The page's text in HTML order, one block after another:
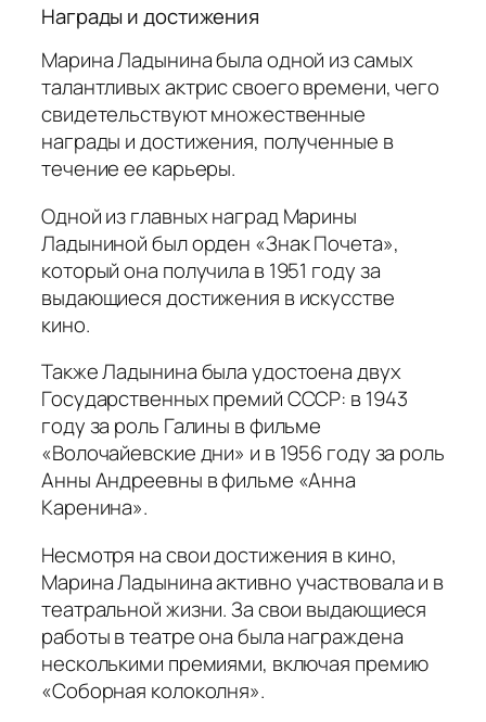
Награды и достижения
Марина Ладынина была одной из самых
талантливых актрис своего времени, чего
свидетельствуют множественные
награды и достижения, полученные в
течение ее карьеры.
Одной из главных наград Марины
Ладыниной был орден «Знак Почета»,
который она получила в 1951 году за
выдающиеся достижения в искусстве
кино.
Также Ладынина была удостоена двух
Государственных премий СССР: в 1943
году за роль Галины в фильме
«Волочайевские дни» и в 1956 году за роль
Анны Андреевны в фильме «Анна
Каренина».
Несмотря на свои достижения в кино,
Марина Ладынина активно участвовала и в
театральной жизни. За свои выдающиеся
работы в театре она была награждена
несколькими премиями, включая премию
«Соборная колоколня».